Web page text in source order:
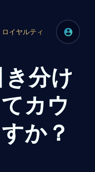
ロイヤルティ
分け
カウ
か？